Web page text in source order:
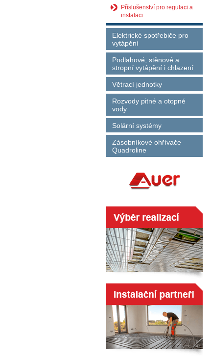
Příslušenství pro regulaci a
instalaci
Elektrické spotřebiče pro
vytápění
Podlahové, stěnové a
stropní vytápění i chlazení
Větrací jednotky
Rozvody pitné a otopné
vody
Solární systémy
Zásobníkové ohřívače
Quadroline